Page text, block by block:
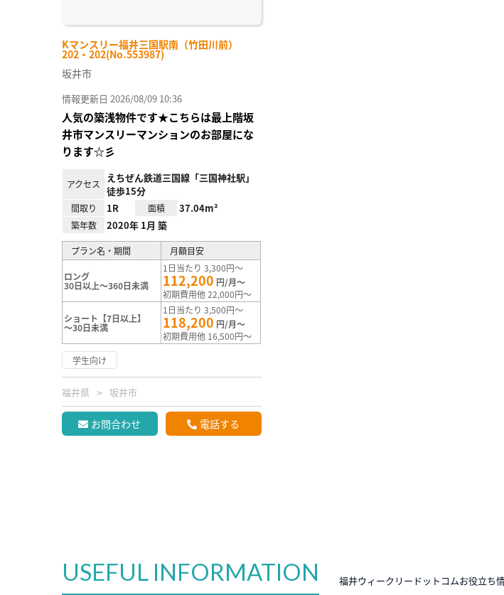
Kマンスリー福井三国駅南（竹田川前）
202・202(No.553987)
坂井市
情報更新日 2026/08/09 10:36
人気の築浅物件です★こちらは最上階坂
井市マンスリーマンションのお部屋にな
ります☆彡
アクセス
えちぜん鉄道三国線「三国神社駅」
徒歩15分
間取り 1R 面積 37.04m²
築年数 2020年 1月 築
プラン名・期間 月額目安
ロング
30日以上～360日未満
1日当たり 3,300円～
112,200 円/月～
初期費用他 22,000円～
ショート【7日以上】
～30日未満
1日当たり 3,500円～
118,200 円/月～
初期費用他 16,500円～
学生向け
福井県 坂井市
お問合わせ 電話する
USEFUL INFORMATION 福井ウィークリードットコムお役立ち